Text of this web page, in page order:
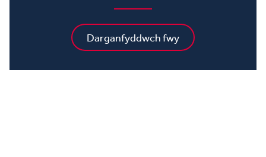
Darganfyddwch fwy